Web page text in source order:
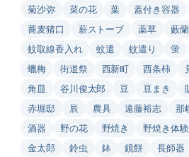
菊沙弥
菜の花 葉 蓋付き容器
蕎麦猪口
薪ストーブ 薬草 藪蘭
蚊取線香入れ
蚊遣 蚊遣り 蛍
蠟梅
街道祭 西新町 西条柿
角皿
谷川俊太郎 豆 豆まき
赤堀邸
辰 農具 遠藤裕志 那
酒器
野の花 野焼き 野焼き体験
金太郎
鈴虫 鉢 鏡餅 長師器